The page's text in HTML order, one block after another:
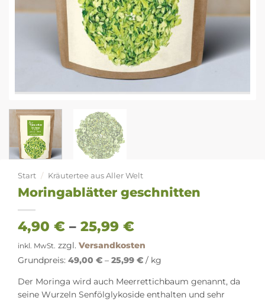
Start / Kräutertee aus Aller Welt
Moringablätter geschnitten
4,90 € – 25,99 €
inkl. MwSt. zzgl. Versandkosten
Grundpreis: 49,00 € – 25,99 € / kg
Der Moringa wird auch Meerrettichbaum genannt, da
seine Wurzeln Senfölglykoside enthalten und sehr